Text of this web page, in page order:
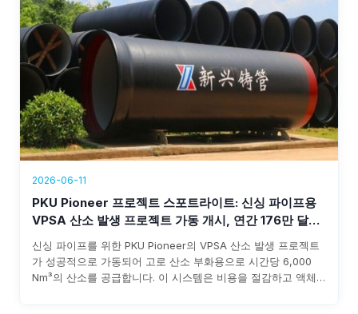
2026-06-11
PKU Pioneer 프로젝트 스포트라이트: 신싱 파이프용
VPSA 산소 발생 프로젝트 가동 개시, 연간 176만 달러
이상 수익 창출
신싱 파이프를 위한 PKU Pioneer의 VPSA 산소 발생 프로젝트
가 성공적으로 가동되어 고로 산소 부화용으로 시간당 6,000
Nm³의 산소를 공급합니다. 이 시스템은 비용을 절감하고 액체